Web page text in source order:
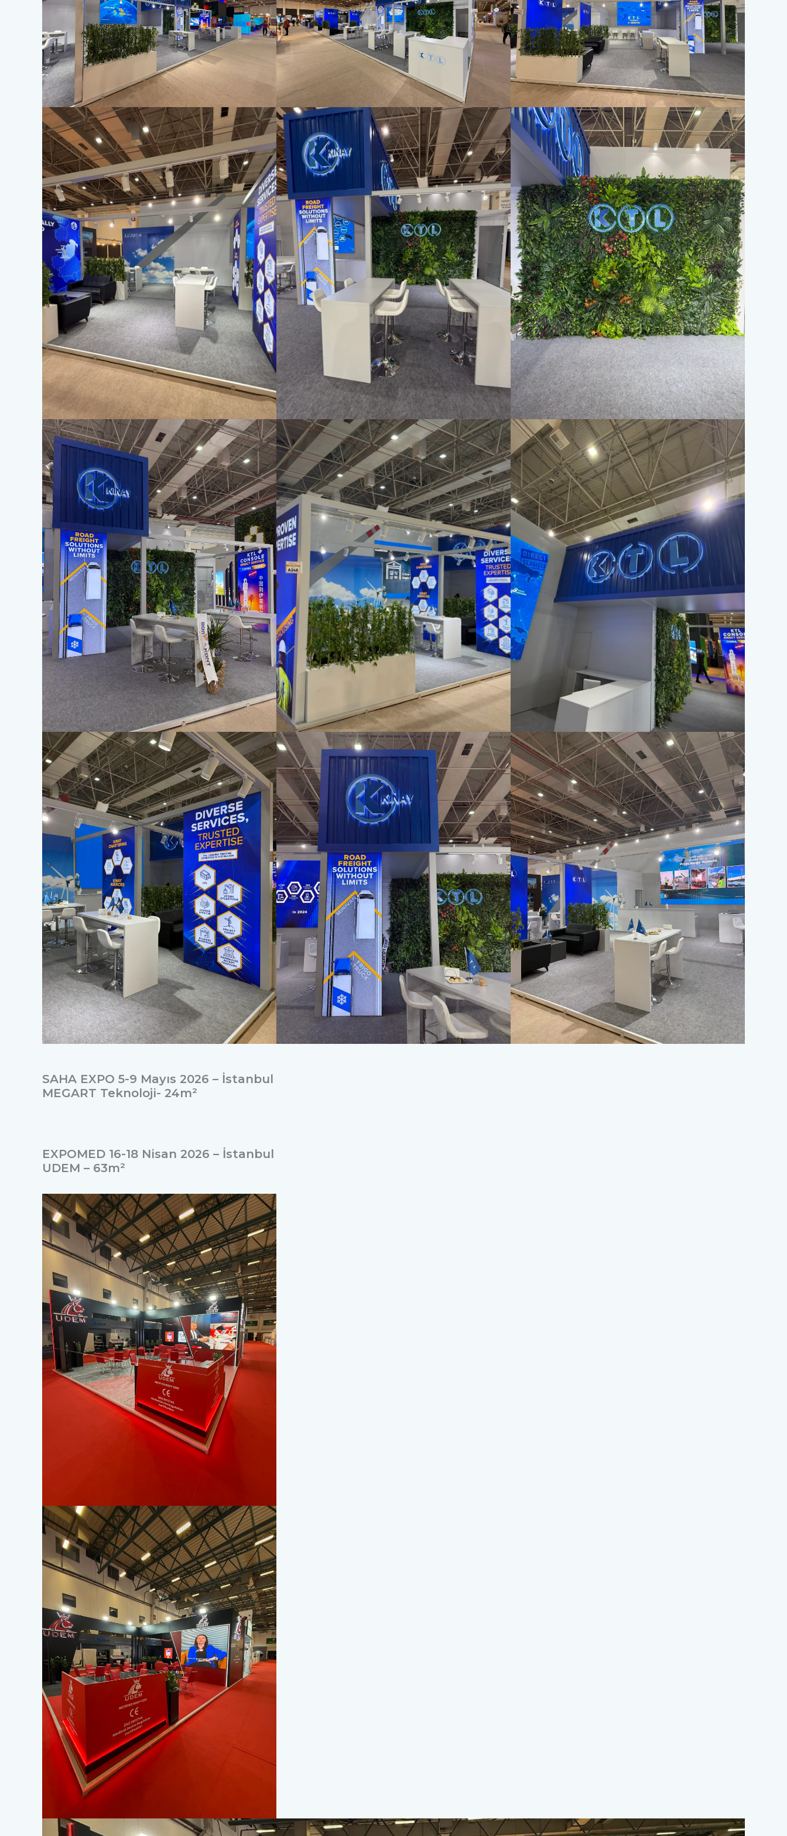
SAHA EXPO 5-9 Mayıs 2026 – İstanbul
MEGART Teknoloji- 24m²
EXPOMED 16-18 Nisan 2026 – İstanbul
UDEM – 63m²